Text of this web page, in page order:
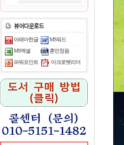
아래아한글 MS워드
MS엑셀 훈민정음
파워포인트 아크로벳리더